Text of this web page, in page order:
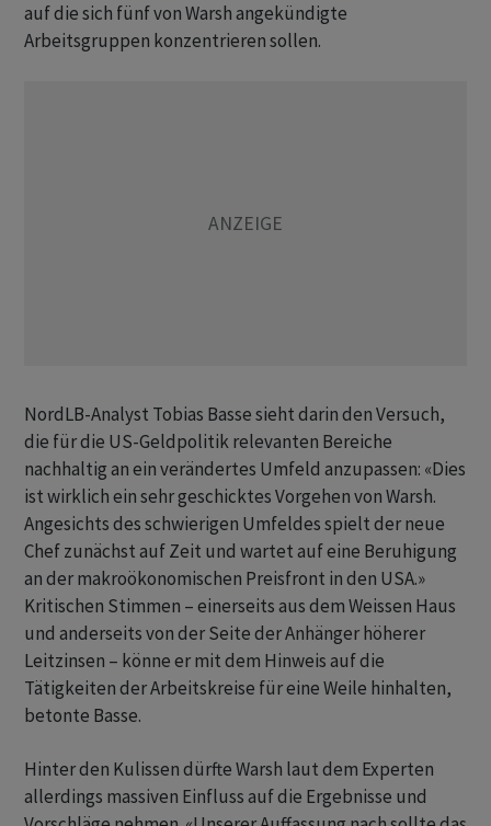
auf die sich fünf von Warsh angekündigte
Arbeitsgruppen konzentrieren sollen.
NordLB-Analyst Tobias Basse sieht darin den ​Versuch,
die ​für die US-Geldpolitik relevanten Bereiche
nachhaltig an ein verändertes Umfeld anzupassen: «Dies
ist wirklich ein sehr geschicktes Vorgehen ⁠von Warsh.
Angesichts des schwierigen Umfeldes spielt der neue
Chef zunächst auf Zeit und wartet auf eine Beruhigung ​
an der makroökonomischen Preisfront in den ⁠USA.»
Kritischen Stimmen – einerseits aus dem Weissen Haus
und anderseits von der Seite der Anhänger höherer
Leitzinsen – könne er mit dem Hinweis auf die
Tätigkeiten der Arbeitskreise für eine Weile hinhalten,
‌betonte Basse.
Hinter den Kulissen dürfte Warsh laut dem Experten
allerdings massiven Einfluss auf die Ergebnisse und